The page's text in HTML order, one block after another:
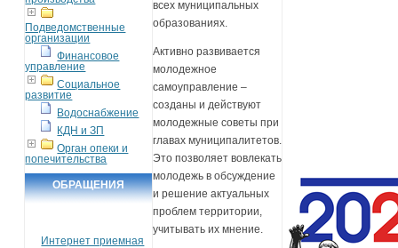
Подведомственные
организации
Финансовое
управление
Социальное
развитие
Водоснабжение
КДН и ЗП
Орган опеки и
попечительства
ОБРАЩЕНИЯ
Интернет приемная
всех муниципальных
образованиях.
Активно развивается
молодежное
самоуправление –
созданы и действуют
молодежные советы при
главах муниципалитетов.
Это позволяет вовлекать
молодежь в обсуждение
и решение актуальных
проблем территории,
учитывать их мнение.